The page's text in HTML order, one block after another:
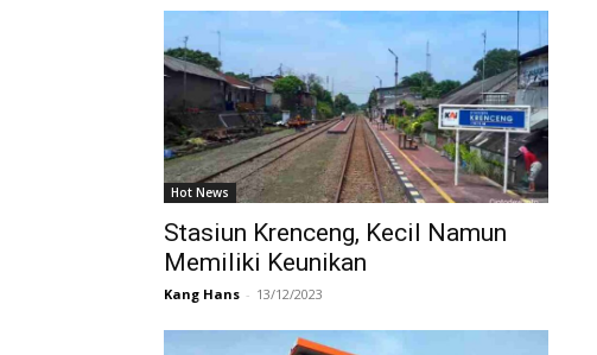
Hot News
Stasiun Krenceng, Kecil Namun
Memiliki Keunikan
Kang Hans - 13/12/2023